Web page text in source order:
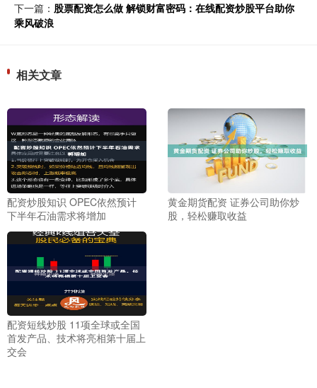
下一篇： 股票配资怎么做 解锁财富密码：在线配资炒股平台助你
乘风破浪
相关文章
配资炒股知识 OPEC依然预计
下半年石油需求将增加
黄金期货配资 证券公司助你炒
股，轻松赚取收益
配资短线炒股 11项全球或全国
首发产品、技术将亮相第十届上
交会